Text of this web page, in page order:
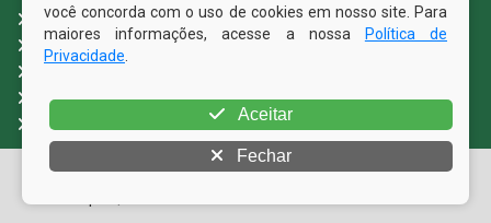
Portal da Transparência
Carta de Serviços ao Usuário - CSU
Ouvidoria Legislativa
Fale Conosco
© Copyright 2026 Câmara Municipal de Jaboatão dos
você concorda com o uso de cookies em nosso site. Para
maiores informações, acesse a nossa
Política de
Privacidade
Aceitar
Fechar